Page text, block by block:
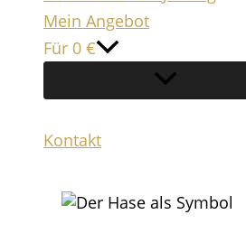
Mein Angebot
Für 0 €
Kontakt